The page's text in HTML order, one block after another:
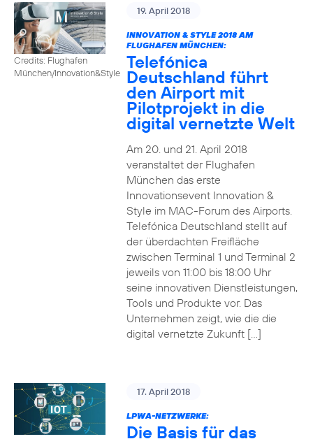
Credits: Flughafen
München/Innovation&Style
19. April 2018
INNOVATION & STYLE 2018 AM
FLUGHAFEN MÜNCHEN:
Telefónica
Deutschland führt
den Airport mit
Pilotprojekt in die
digital vernetzte Welt
Am 20. und 21. April 2018
veranstaltet der Flughafen
München das erste
Innovationsevent Innovation &
Style im MAC-Forum des Airports.
Telefónica Deutschland stellt auf
der überdachten Freifläche
zwischen Terminal 1 und Terminal 2
jeweils von 11:00 bis 18:00 Uhr
seine innovativen Dienstleistungen,
Tools und Produkte vor. Das
Unternehmen zeigt, wie die die
digital vernetzte Zukunft […]
17. April 2018
LPWA-NETZWERKE:
Die Basis für das